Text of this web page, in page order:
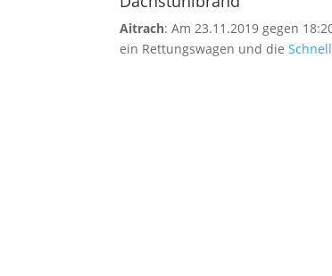
Aitrach: Am 23.11.2019 gegen
ein Rettungswagen und die